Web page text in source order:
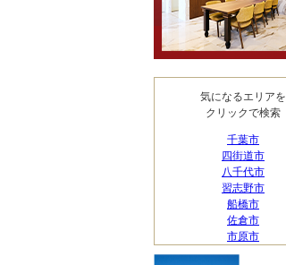
気になるエリアを
クリックで検索
千葉市
四街道市
八千代市
習志野市
船橋市
佐倉市
市原市